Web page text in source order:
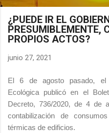
¿PUEDE IR EL
PRESUMIBLEMENTE,
PROPIOS ACTOS?
junio 27, 2021
El 6 de agosto pasado, el
Ecológica publicó en el
Decreto, 736/2020, de 4 de
contabilización de
térmicas de edificios.